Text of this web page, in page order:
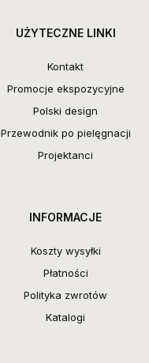
UŻYTECZNE LINKI
Kontakt
Promocje ekspozycyjne
Polski design
Przewodnik po pielęgnacji
Projektanci
INFORMACJE
Koszty wysyłki
Płatności
Polityka zwrotów
Katalogi